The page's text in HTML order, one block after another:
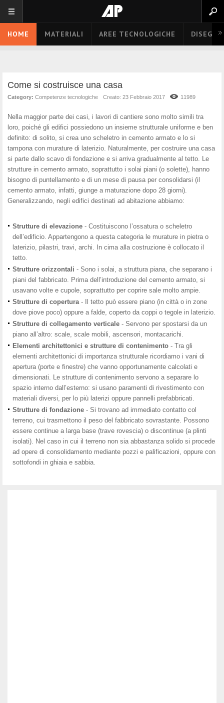
HOME MATERIALI AREE TECNOLOGICHE DISEGNO
Come si costruisce una casa
Category: Competenze tecnologiche Creato: 23 Febbraio 2017 11989
Nella maggior parte dei casi, i lavori di cantiere sono molto simili tra
loro, poiché gli edifici possiedono un insieme strutturale uniforme e ben
definito: di solito, si crea uno scheletro in cemento armato e lo si
tampona con murature di laterizio. Naturalmente, per costruire una casa
si parte dallo scavo di fondazione e si arriva gradualmente al tetto. Le
strutture in cemento armato, soprattutto i solai piani (o solette), hanno
bisogno di puntellamento e di un mese di pausa per consolidarsi (il
cemento armato, infatti, giunge a maturazione dopo 28 giorni).
Generalizzando, negli edifici destinati ad abitazione abbiamo:
Strutture di elevazione - Costituiscono l’ossatura o scheletro
dell’edificio. Appartengono a questa categoria le murature in pietra o
laterizio, pilastri, travi, archi. In cima alla costruzione è collocato il
tetto.
Strutture orizzontali - Sono i solai, a struttura piana, che separano i
piani del fabbricato. Prima dell’introduzione del cemento armato, si
usavano volte e cupole, soprattutto per coprire sale molto ampie.
Strutture di copertura- Il tetto può essere piano (in città o in zone
dove piove poco) oppure a falde, coperto da coppi o tegole in laterizio.
Strutture di collegamento verticale - Servono per spostarsi da un
piano all’altro: scale, scale mobili, ascensori, montacarichi.
Elementi architettonici e strutture di contenimento - Tra gli
elementi architettonici di importanza strutturale ricordiamo i vani di
apertura (porte e finestre) che vanno opportunamente calcolati e
dimensionati. Le strutture di contenimento servono a separare lo
spazio interno dall’esterno: si usano paramenti di rivestimento con
materiali diversi, per lo più laterizi oppure pannelli prefabbricati.
Strutture di fondazione - Si trovano ad immediato contatto col
terreno, cui trasmettono il peso del fabbricato sovrastante. Possono
essere continue a larga base (trave rovescia) o discontinue (a plinti
isolati). Nel caso in cui il terreno non sia abbastanza solido si procede
ad opere di consolidamento mediante pozzi e palificazioni, oppure con
sottofondi in ghiaia e sabbia.